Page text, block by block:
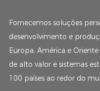
Fornecemos soluções
desenvolvimento e
Europa, América e
de alto valor e sistemas
100 países ao redor do